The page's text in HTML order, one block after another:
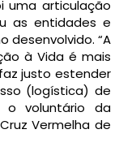
uma articulação
as entidades e
desenvolvido. “A
à Vida é mais
justo estender
(logística) de
o voluntário da
Vermelha de